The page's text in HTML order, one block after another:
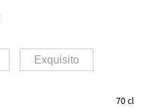
Exquisito
70 cl